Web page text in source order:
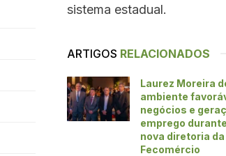
sistema estadual.
ARTIGOS RELACIONADOS
Laurez Moreira
ambiente
negócios e
emprego
nova diretoria da
Fecomércio